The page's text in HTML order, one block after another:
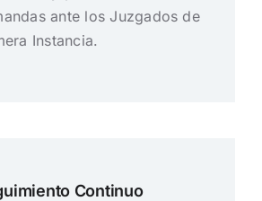
ante los Juzgados de
Instancia.
Continuo